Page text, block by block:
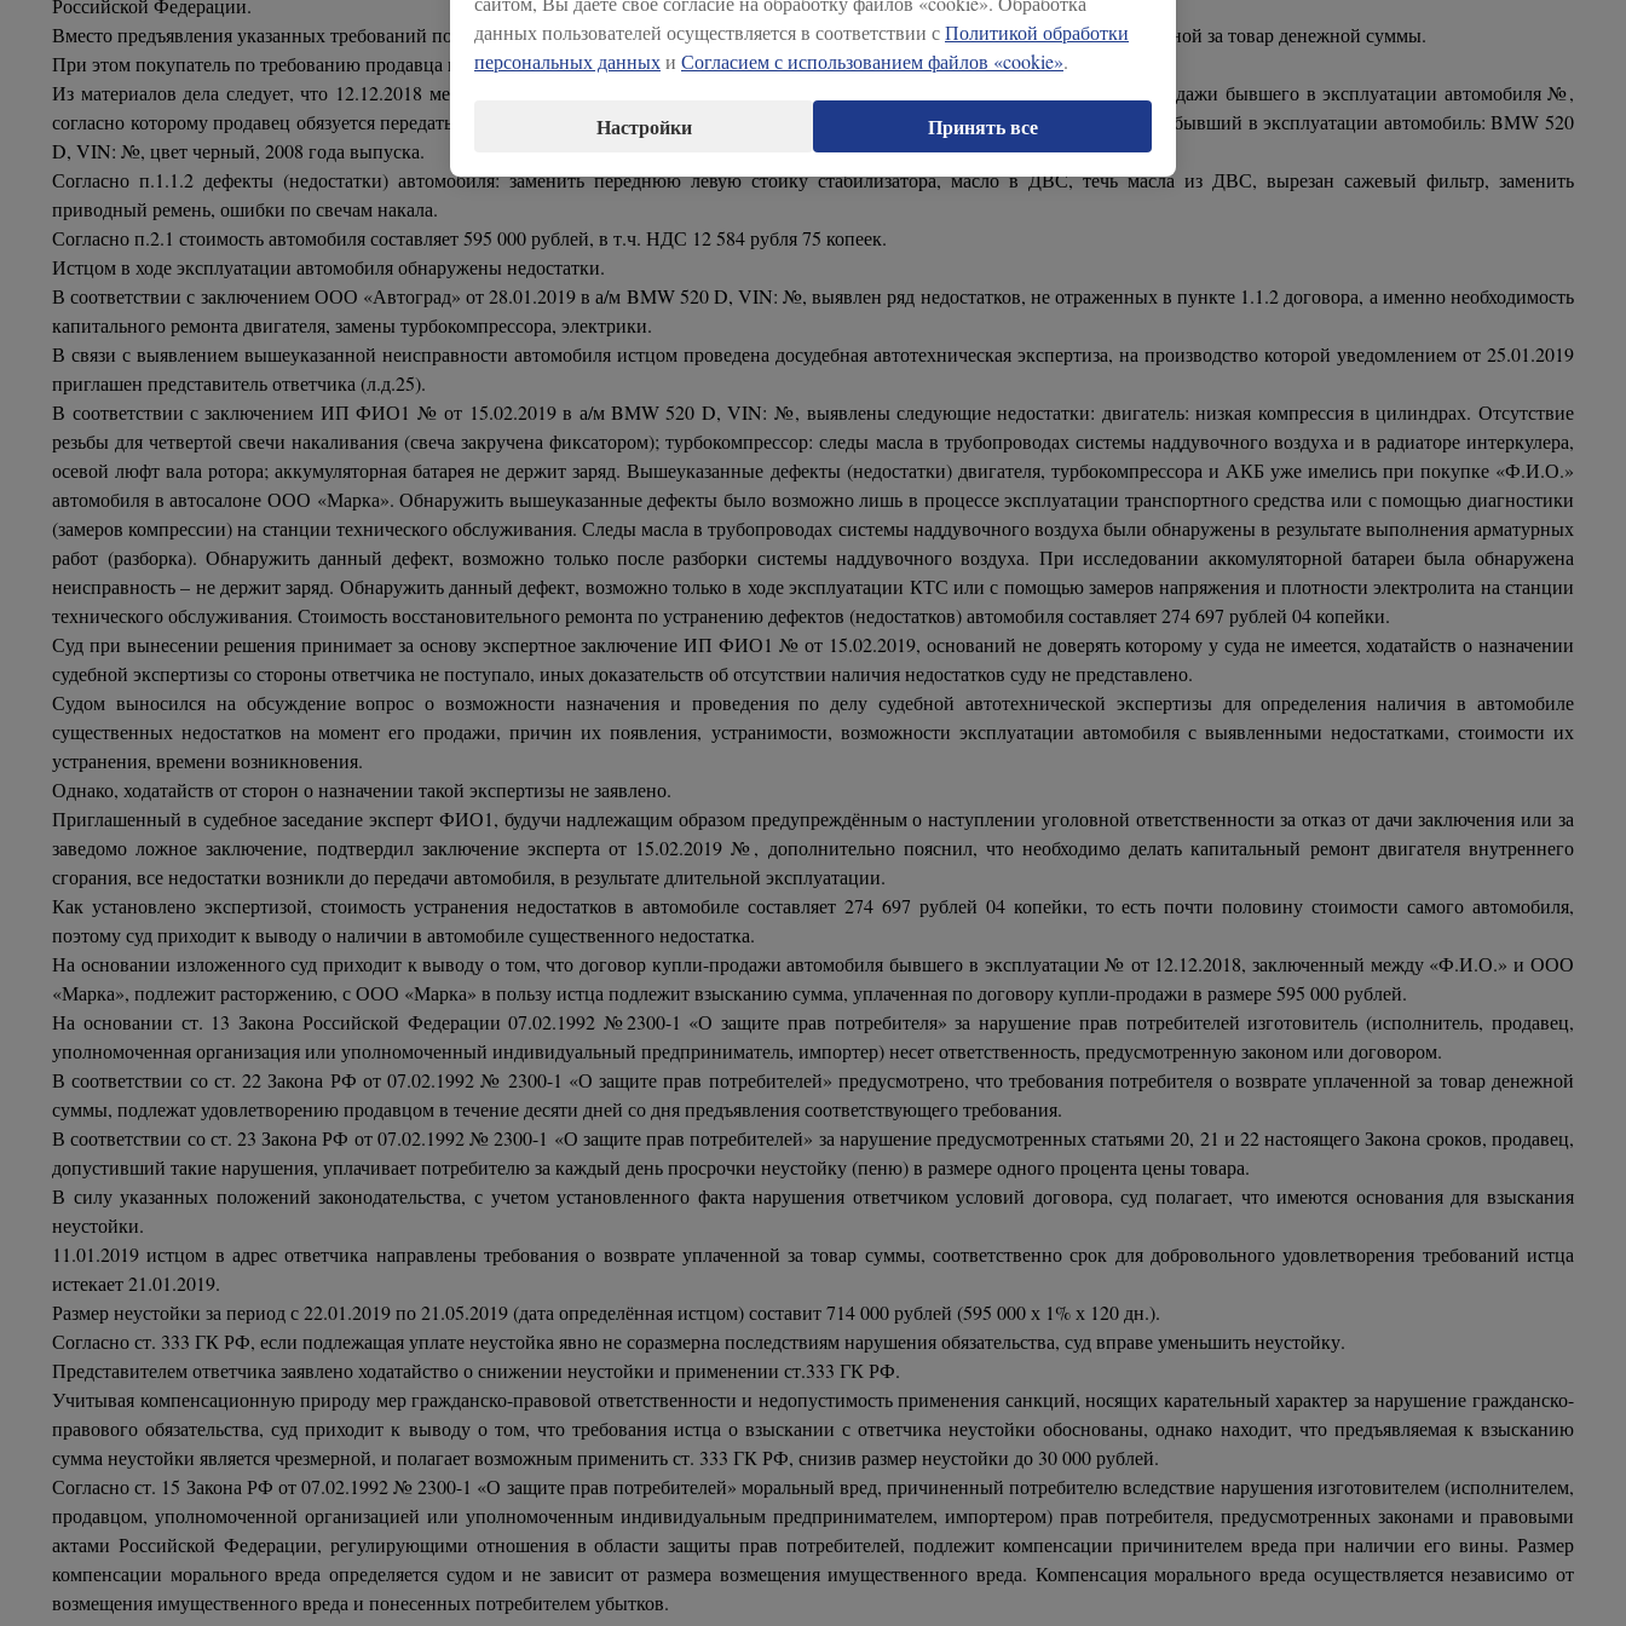
данных пользователей осуществляется в соответствии сПолитикой обработки
персональных данныхи Согласием с использованием файлов «cookie».
Настройки Принять все
Российской Федерации.
Вместо предъявления указанных требований покупатель вправе отказаться от приобретенного товара и потребовать возврата уплаченной за товар денежной суммы.
При этом покупатель по требованию продавца и за его счет должен возвратить полученный товар ненадлежащего качества.
Из материалов дела следует, что 12.12.2018 между «Ф.И.О.» (покупатель) и ООО «Марка» (продавец) заключен договор купли продажи бывшего в эксплуатации автомобиля №,
согласно которому продавец обязуется передать в собственность покупателя, а покупатель обязуется принять и оплатить следующий бывший в эксплуатации автомобиль: BMW 520
D, VIN: №, цвет черный, 2008 года выпуска.
Согласно п.1.1.2 дефекты (недостатки) автомобиля: заменить переднюю левую стойку стабилизатора, масло в ДВС, течь масла из ДВС, вырезан сажевый фильтр, заменить
приводный ремень, ошибки по свечам накала.
Согласно п.2.1 стоимость автомобиля составляет 595 000 рублей, в т.ч. НДС 12 584 рубля 75 копеек.
Истцом в ходе эксплуатации автомобиля обнаружены недостатки.
В соответствии с заключением ООО «Автоград» от 28.01.2019 в а/м BMW 520 D, VIN: №, выявлен ряд недостатков, не отраженных в пункте 1.1.2 договора, а именно необходимость
капитального ремонта двигателя, замены турбокомпрессора, электрики.
В связи с выявлением вышеуказанной неисправности автомобиля истцом проведена досудебная автотехническая экспертиза, на производство которой уведомлением от 25.01.2019
приглашен представитель ответчика (л.д.25).
В соответствии с заключением ИП ФИО1 № от 15.02.2019 в а/м BMW 520 D, VIN: №, выявлены следующие недостатки: двигатель: низкая компрессия в цилиндрах. Отсутствие
резьбы для четвертой свечи накаливания (свеча закручена фиксатором); турбокомпрессор: следы масла в трубопроводах системы наддувочного воздуха и в радиаторе интеркулера,
осевой люфт вала ротора; аккумуляторная батарея не держит заряд. Вышеуказанные дефекты (недостатки) двигателя, турбокомпрессора и АКБ уже имелись при покупке «Ф.И.О.»
автомобиля в автосалоне ООО «Марка». Обнаружить вышеуказанные дефекты было возможно лишь в процессе эксплуатации транспортного средства или с помощью диагностики
(замеров компрессии) на станции технического обслуживания. Следы масла в трубопроводах системы наддувочного воздуха были обнаружены в результате выполнения арматурных
работ (разборка). Обнаружить данный дефект, возможно только после разборки системы наддувочного воздуха. При исследовании аккомуляторной батареи была обнаружена
неисправность – не держит заряд. Обнаружить данный дефект, возможно только в ходе эксплуатации КТС или с помощью замеров напряжения и плотности электролита на станции
технического обслуживания. Стоимость восстановительного ремонта по устранению дефектов (недостатков) автомобиля составляет 274 697 рублей 04 копейки.
Суд при вынесении решения принимает за основу экспертное заключение ИП ФИО1 № от 15.02.2019, оснований не доверять которому у суда не имеется, ходатайств о назначении
судебной экспертизы со стороны ответчика не поступало, иных доказательств об отсутствии наличия недостатков суду не представлено.
Судом выносился на обсуждение вопрос о возможности назначения и проведения по делу судебной автотехнической экспертизы для определения наличия в автомобиле
существенных недостатков на момент его продажи, причин их появления, устранимости, возможности эксплуатации автомобиля с выявленными недостатками, стоимости их
устранения, времени возникновения.
Однако, ходатайств от сторон о назначении такой экспертизы не заявлено.
Приглашенный в судебное заседание эксперт ФИО1, будучи надлежащим образом предупреждённым о наступлении уголовной ответственности за отказ от дачи заключения или за
заведомо ложное заключение, подтвердил заключение эксперта от 15.02.2019 №, дополнительно пояснил, что необходимо делать капитальный ремонт двигателя внутреннего
сгорания, все недостатки возникли до передачи автомобиля, в результате длительной эксплуатации.
Как установлено экспертизой, стоимость устранения недостатков в автомобиле составляет 274 697 рублей 04 копейки, то есть почти половину стоимости самого автомобиля,
поэтому суд приходит к выводу о наличии в автомобиле существенного недостатка.
На основании изложенного суд приходит к выводу о том, что договор купли-продажи автомобиля бывшего в эксплуатации № от 12.12.2018, заключенный между «Ф.И.О.» и ООО
«Марка», подлежит расторжению, с ООО «Марка» в пользу истца подлежит взысканию сумма, уплаченная по договору купли-продажи в размере 595 000 рублей.
На основании ст. 13 Закона Российской Федерации 07.02.1992 №2300-1 «О защите прав потребителя» за нарушение прав потребителей изготовитель (исполнитель, продавец,
уполномоченная организация или уполномоченный индивидуальный предприниматель, импортер) несет ответственность, предусмотренную законом или договором.
В соответствии со ст. 22 Закона РФ от 07.02.1992 № 2300-1 «О защите прав потребителей» предусмотрено, что требования потребителя о возврате уплаченной за товар денежной
суммы, подлежат удовлетворению продавцом в течение десяти дней со дня предъявления соответствующего требования.
В соответствии со ст. 23 Закона РФ от 07.02.1992 № 2300-1 «О защите прав потребителей» за нарушение предусмотренных статьями 20, 21 и 22 настоящего Закона сроков, продавец,
допустивший такие нарушения, уплачивает потребителю за каждый день просрочки неустойку (пеню) в размере одного процента цены товара.
В силу указанных положений законодательства, с учетом установленного факта нарушения ответчиком условий договора, суд полагает, что имеются основания для взыскания
неустойки.
11.01.2019 истцом в адрес ответчика направлены требования о возврате уплаченной за товар суммы, соответственно срок для добровольного удовлетворения требований истца
истекает 21.01.2019.
Размер неустойки за период с 22.01.2019 по 21.05.2019 (дата определённая истцом) составит 714 000 рублей (595 000 х 1% х 120 дн.).
Согласно ст. 333 ГК РФ, если подлежащая уплате неустойка явно не соразмерна последствиям нарушения обязательства, суд вправе уменьшить неустойку.
Представителем ответчика заявлено ходатайство о снижении неустойки и применении ст.333 ГК РФ.
Учитывая компенсационную природу мер гражданско-правовой ответственности и недопустимость применения санкций, носящих карательный характер за нарушение гражданско-
правового обязательства, суд приходит к выводу о том, что требования истца о взыскании с ответчика неустойки обоснованы, однако находит, что предъявляемая к взысканию
сумма неустойки является чрезмерной, и полагает возможным применить ст. 333 ГК РФ, снизив размер неустойки до 30 000 рублей.
Согласно ст. 15 Закона РФ от 07.02.1992 № 2300-1 «О защите прав потребителей» моральный вред, причиненный потребителю вследствие нарушения изготовителем (исполнителем,
продавцом, уполномоченной организацией или уполномоченным индивидуальным предпринимателем, импортером) прав потребителя, предусмотренных законами и правовыми
актами Российской Федерации, регулирующими отношения в области защиты прав потребителей, подлежит компенсации причинителем вреда при наличии его вины. Размер
компенсации морального вреда определяется судом и не зависит от размера возмещения имущественного вреда. Компенсация морального вреда осуществляется независимо от
возмещения имущественного вреда и понесенных потребителем убытков.